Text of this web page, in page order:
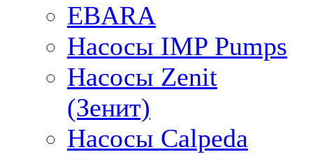
EBARA
Насосы IMP Pumps
Насосы Zenit
(Зенит)
Насосы Calpeda